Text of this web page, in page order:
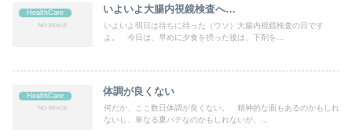
HealthCare いよいよ大腸内視鏡検査へ…
いよいよ明日は待ちに待った（ウソ）大腸内視鏡検査の日です
よ。 今日は、早めに夕食を摂った後は、下剤を...
HealthCare 体調が良くない
何だか、ここ数日体調が良くない。 精神的な面もあるのかもしれ
ないし、単なる夏バテなのかもしれないが、...